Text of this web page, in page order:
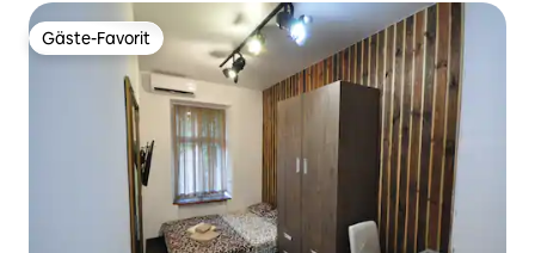
Gäste-Favorit
Gäste-Favorit